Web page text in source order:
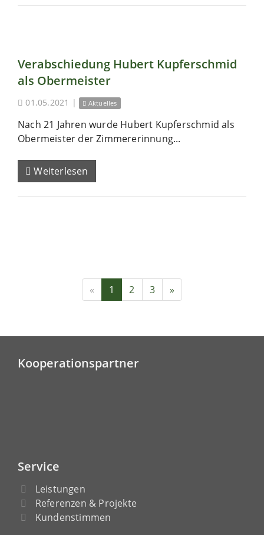
Verabschiedung Hubert Kupferschmid
als Obermeister
01.05.2021 | Aktuelles
Nach 21 Jahren wurde Hubert Kupferschmid als
Obermeister der Zimmererinnung...
Weiterlesen
« 1 2 3 »
Kooperationspartner
Service
Leistungen
Referenzen & Projekte
Kundenstimmen